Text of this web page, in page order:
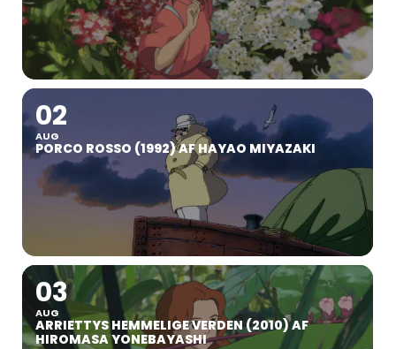
02
AUG
PORCO ROSSO (1992) AF HAYAO MIYAZAKI
03
AUG
ARRIETTYS HEMMELIGE VERDEN (2010) AF
HIROMASA YONEBAYASHI